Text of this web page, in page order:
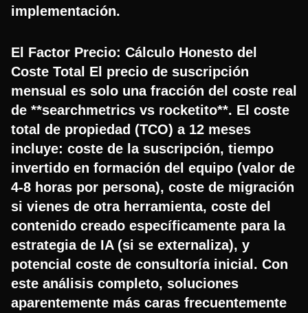
implementación.
El Factor Precio: Cálculo Honesto del
Coste Total El precio de suscripción
mensual es solo una fracción del coste real
de **searchmetrics vs rocketito**. El coste
total de propiedad (TCO) a 12 meses
incluye: coste de la suscripción, tiempo
invertido en formación del equipo (valor de
4-8 horas por persona), coste de migración
si vienes de otra herramienta, coste del
contenido creado específicamente para la
estrategia de IA (si se externaliza), y
potencial coste de consultoría inicial. Con
este análisis completo, soluciones
aparentemente más caras frecuentemente